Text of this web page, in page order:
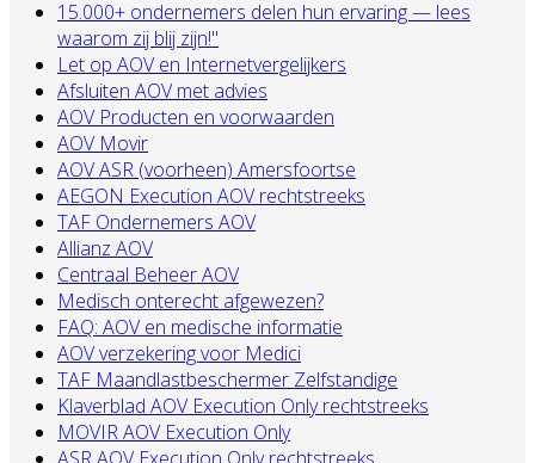
15.000+ ondernemers delen hun ervaring — lees
waarom zij blij zijn!"
Let op AOV en Internetvergelijkers
Afsluiten AOV met advies
AOV Producten en voorwaarden
AOV Movir
AOV ASR (voorheen) Amersfoortse
AEGON Execution AOV rechtstreeks
TAF Ondernemers AOV
Allianz AOV
Centraal Beheer AOV
Medisch onterecht afgewezen?
FAQ: AOV en medische informatie
AOV verzekering voor Medici
TAF Maandlastbeschermer Zelfstandige
Klaverblad AOV Execution Only rechtstreeks
MOVIR AOV Execution Only